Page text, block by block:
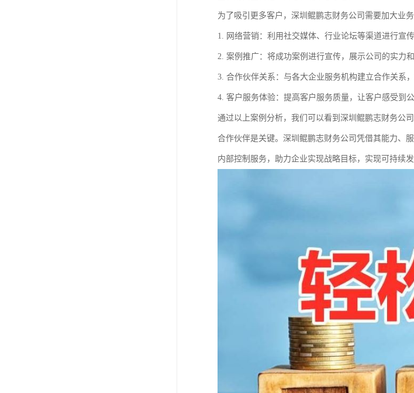
为了吸引更多客户，深圳鲲鹏志财务公司需要加大业
1. 网络营销：利用社交媒体、行业论坛等渠道进行宣
2. 案例推广：将成功案例进行宣传，展示公司的实力
3. 合作伙伴关系：与各大企业服务机构建立合作关系
4. 客户服务体验：提高客户服务质量，让客户感受到
通过以上案例分析，我们可以看到深圳鲲鹏志财务公
合作伙伴是关键。深圳鲲鹏志财务公司凭借其能力、
内部控制服务，助力企业实现战略目标，实现可持续